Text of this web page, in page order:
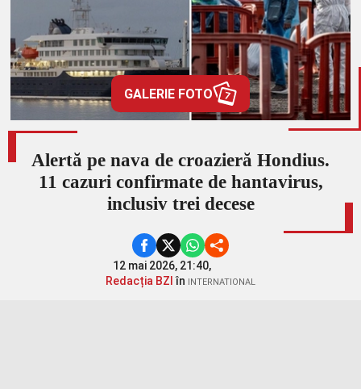
GALERIE FOTO 7
Alertă pe nava de croazieră Hondius.
11 cazuri confirmate de hantavirus,
inclusiv trei decese
12 mai 2026, 21:40,
Redacția BZI în INTERNATIONAL